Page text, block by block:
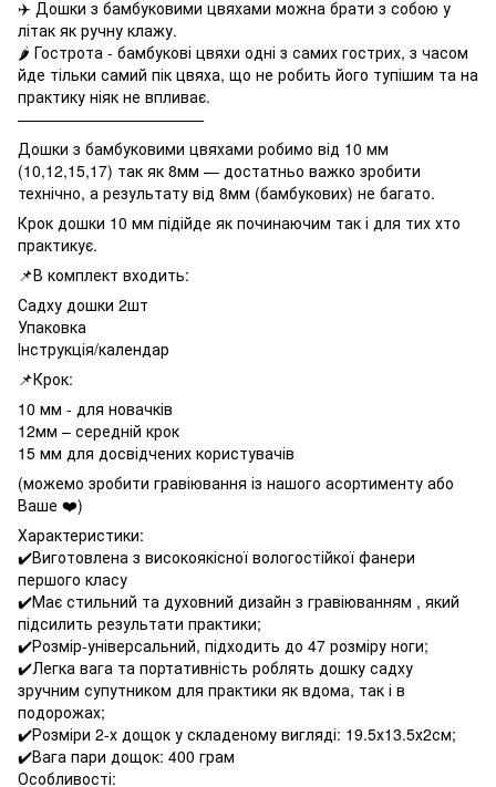
✈️ Дошки з бамбуковими цвяхами можна брати з собою у
літак як ручну клажу.
🌶 Гострота - бамбукові цвяхи одні з самих гострих, з часом
йде тільки самий пік цвяха, що не робить його тупішим та на
практику ніяк не впливає.
————————————
Дошки з бамбуковими цвяхами робимо від 10 мм
(10,12,15,17) так як 8мм — достатньо важко зробити
технічно, а результату від 8мм (бамбукових) не багато.
Крок дошки 10 мм підійде як починаючим так і для тих хто
практикує.
📌В комплект входить:
Садху дошки 2шт
Упаковка
Інструкція/календар
📌Крок:
10 мм - для новачків
12мм – середній крок
15 мм для досвідчених користувачів
(можемо зробити гравіювання із нашого асортименту або
Ваше ❤️)
Характеристики:
✔️Виготовлена з високоякісної вологостійкої фанери
першого класу
✔️Має стильний та духовний дизайн з гравіюванням , який
підсилить результати практики;
✔️Розмір-універсальний, підходить до 47 розміру ноги;
✔️Легка вага та портативність роблять дошку садху
зручним супутником для практики як вдома, так і в
подорожах;
✔️Розміри 2-х дощок у складеному вигляді: 19.5х13.5х2см;
✔️Вага пари дощок: 400 грам
Особливості: